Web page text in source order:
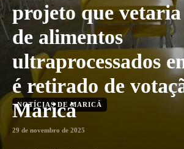
projeto que
de alimentos
ultraprocessados
é retirado de
Maricá
NOTÍCIAS DE MARICÁ
29 de novembro de 2025